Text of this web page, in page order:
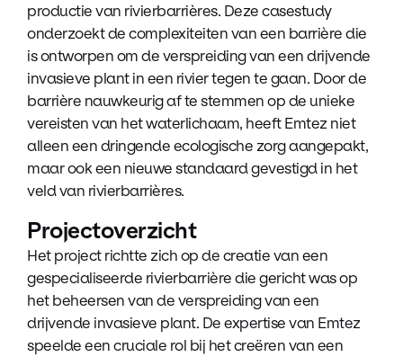
productie van rivierbarrières. Deze casestudy
onderzoekt de complexiteiten van een barrière die
is ontworpen om de verspreiding van een drijvende
invasieve plant in een rivier tegen te gaan. Door de
barrière nauwkeurig af te stemmen op de unieke
vereisten van het waterlichaam, heeft Emtez niet
alleen een dringende ecologische zorg aangepakt,
maar ook een nieuwe standaard gevestigd in het
veld van rivierbarrières.
Projectoverzicht
Het project richtte zich op de creatie van een
gespecialiseerde rivierbarrière die gericht was op
het beheersen van de verspreiding van een
drijvende invasieve plant. De expertise van Emtez
speelde een cruciale rol bij het creëren van een